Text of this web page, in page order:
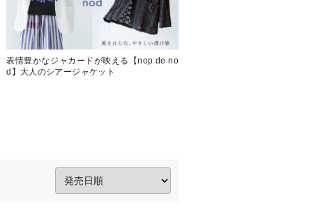
表情豊かなジャカードが映える【nop de no
d】大人のシアージャケット